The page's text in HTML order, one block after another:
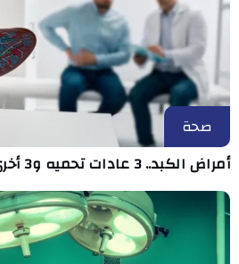
صحة
أمراض الكبد.. 3 عادات تحميه و3 أخرى تسرّع تلفه